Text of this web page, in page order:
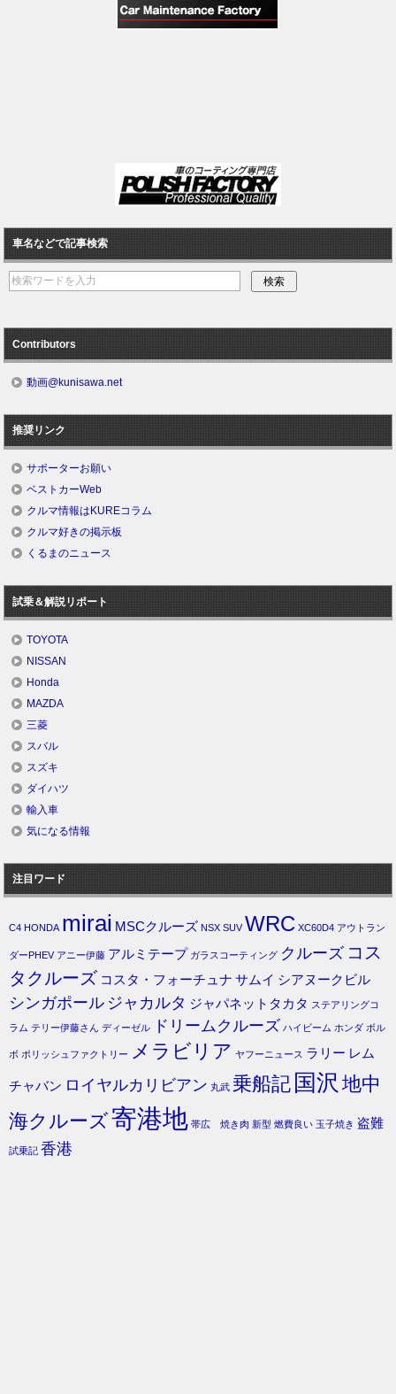
車名などで記事検索
Contributors
動画@kunisawa.net
推奨リンク
サポーターお願い
ベストカーWeb
クルマ情報はKUREコラム
クルマ好きの掲示板
くるまのニュース
試乗＆解説リポート
TOYOTA
NISSAN
Honda
MAZDA
三菱
スバル
スズキ
ダイハツ
輸入車
気になる情報
注目ワード
C4 HONDA mirai MSCクルーズ NSX SUV WRC XC60D4 アウトラン
ダーPHEV アニー伊藤 アルミテープ ガラスコーティング クルーズ コス
タクルーズ コスタ・フォーチュナ サムイ シアヌークビル
シンガポール ジャカルタ ジャパネットタカタ ステアリングコ
ラム テリー伊藤さん ディーゼル ドリームクルーズ ハイビーム ホンダ ボル
ボ ポリッシュファクトリー メラビリア ヤフーニュース ラリー レム
チャバン ロイヤルカリビアン 丸武 乗船記 国沢 地中
海クルーズ寄港地 帯広 焼き肉 新型 燃費良い 玉子焼き 盗難
試乗記 香港